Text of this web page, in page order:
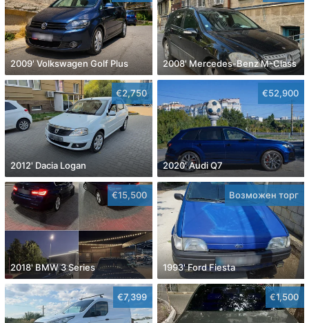
2009' Volkswagen Golf Plus 2008' Mercedes-Benz M-Class
€2,750
2012' Dacia Logan
€52,900
2020' Audi Q7
€15,500
2018' BMW 3 Series
Возможен торг
1993' Ford Fiesta
€7,399 €1,500